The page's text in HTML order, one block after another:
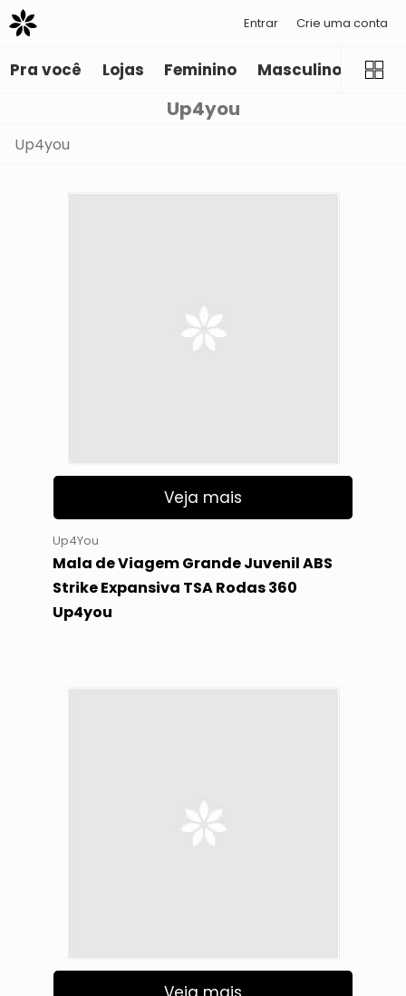
Entrar Crie uma conta
Pra você Lojas Feminino Masculino
Up4you
Up4you
Veja mais
Up4You
Mala de Viagem Grande Juvenil ABS
Strike Expansiva TSA Rodas 360
Up4you